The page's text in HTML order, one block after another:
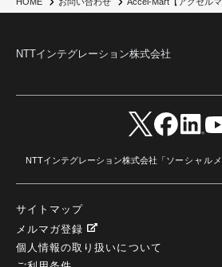
NTTインテグレーション株式会社
NTTインテグレーション株式会社「ソーシャル
サイトマップ
メルマガ登録
個人情報の取り扱いについて